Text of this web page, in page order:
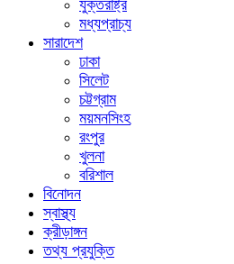
যুক্তরাষ্ট্র
মধ্যপ্রাচ্য
সারাদেশ
ঢাকা
সিলেট
চট্টগ্রাম
ময়মনসিংহ
রংপুর
খুলনা
বরিশাল
বিনোদন
স্বাস্থ্য
ক্রীড়াঙ্গন
তথ্য প্রযুক্তি